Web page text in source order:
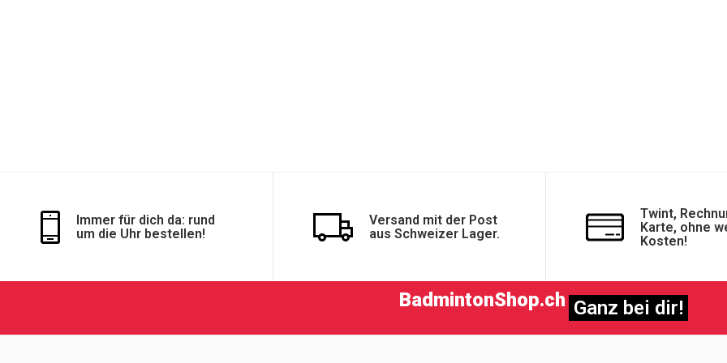
Immer für dich da: rund
um die Uhr bestellen!
Versand mit der Post
aus Schweizer Lager.
Twint,
Karte, ohne
Kosten!
BadmintonShop.ch Ganz bei dir!